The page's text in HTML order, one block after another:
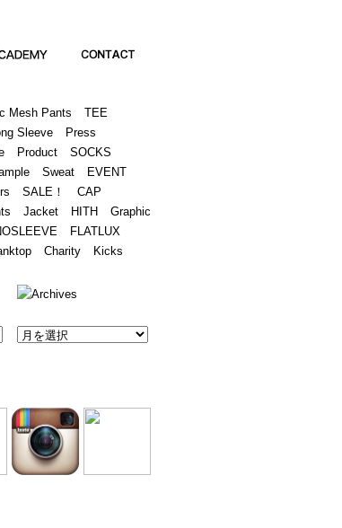
Mesh Pants
TEE
Sleeve
Press
Product
SOCKS
Sweat
EVENT
SALE！
CAP
Jacket HITH
Graphic
FLATLUX
Charity Kicks